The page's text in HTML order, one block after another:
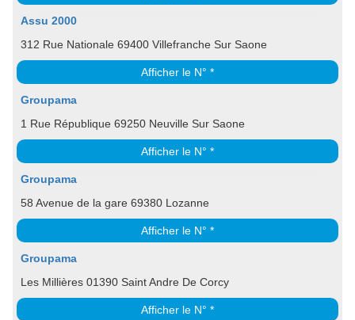
Assu 2000
312 Rue Nationale 69400 Villefranche Sur Saone
Afficher le N° *
Groupama
1 Rue République 69250 Neuville Sur Saone
Afficher le N° *
Groupama
58 Avenue de la gare 69380 Lozanne
Afficher le N° *
Groupama
Les Millières 01390 Saint Andre De Corcy
Afficher le N° *